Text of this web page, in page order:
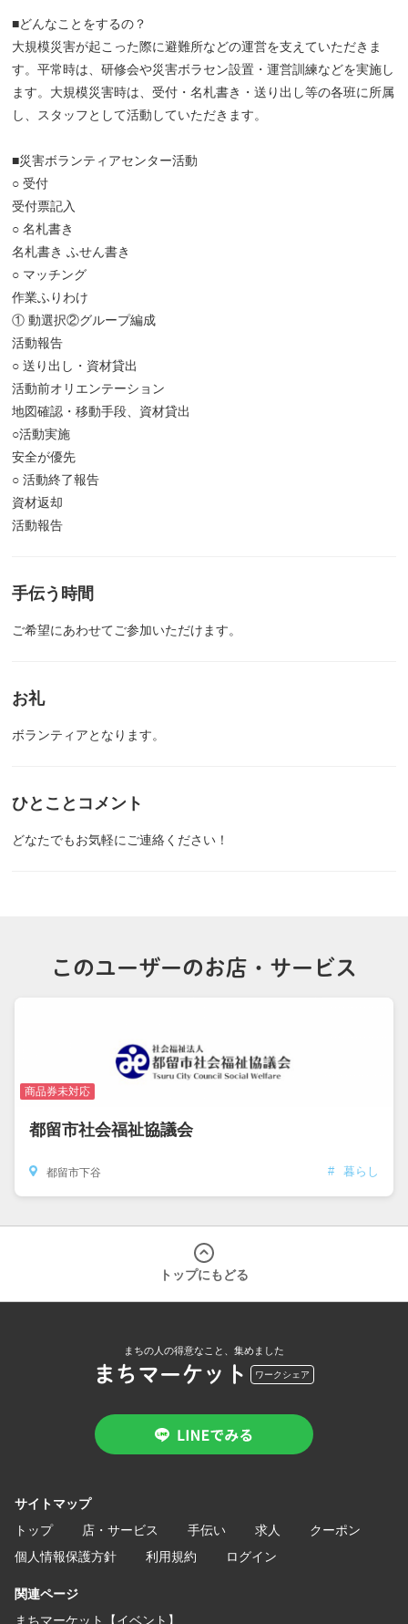
■どんなことをするの？
大規模災害が起こった際に避難所などの運営を支えていただきま
す。平常時は、研修会や災害ボラセン設置・運営訓練などを実施し
ます。大規模災害時は、受付・名札書き・送り出し等の各班に所属
し、スタッフとして活動していただきます。
■災害ボランティアセンター活動
○ 受付
受付票記入
○ 名札書き
名札書き ふせん書き
○ マッチング
作業ふりわけ
① 動選択②グループ編成
活動報告
○ 送り出し・資材貸出
活動前オリエンテーション
地図確認・移動手段、資材貸出
○活動実施
安全が優先
○ 活動終了報告
資材返却
活動報告
手伝う時間
ご希望にあわせてご参加いただけます。
お礼
ボランティアとなります。
ひとことコメント
どなたでもお気軽にご連絡ください！
このユーザーのお店・サービス
商品券未対応
都留市社会福祉協議会
都留市下谷 # 暮らし
トップにもどる
まちの人の得意なこと、集めました
まちマーケット ワークシェア
サイトマップ
トップ
店・サービス 手伝い 求人
クーポン
個人情報保護方針
利用規約 ログイン
関連ページ
まちマーケット【イベント】